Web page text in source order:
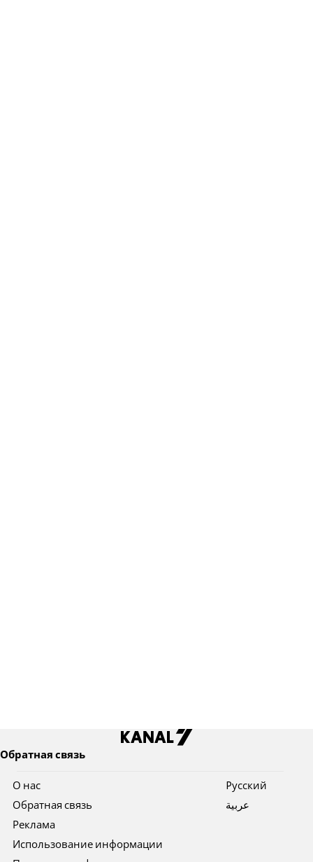
Обратная связь
О нас
Обратная связь
Реклама
Использование информации
Pусский
عربية